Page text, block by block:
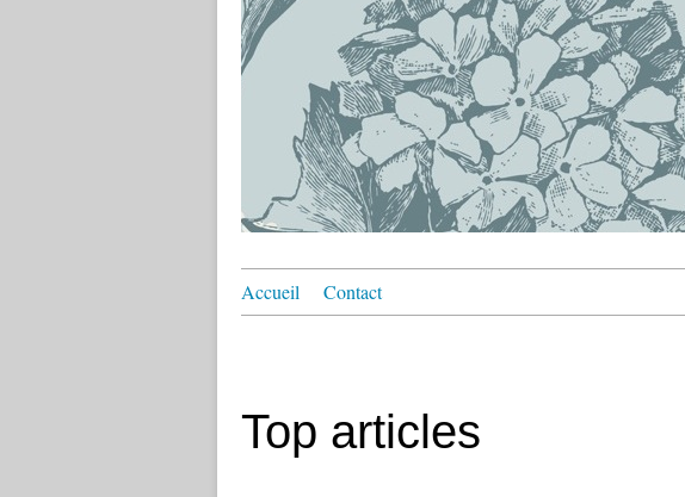
Accueil Contact
Top articles